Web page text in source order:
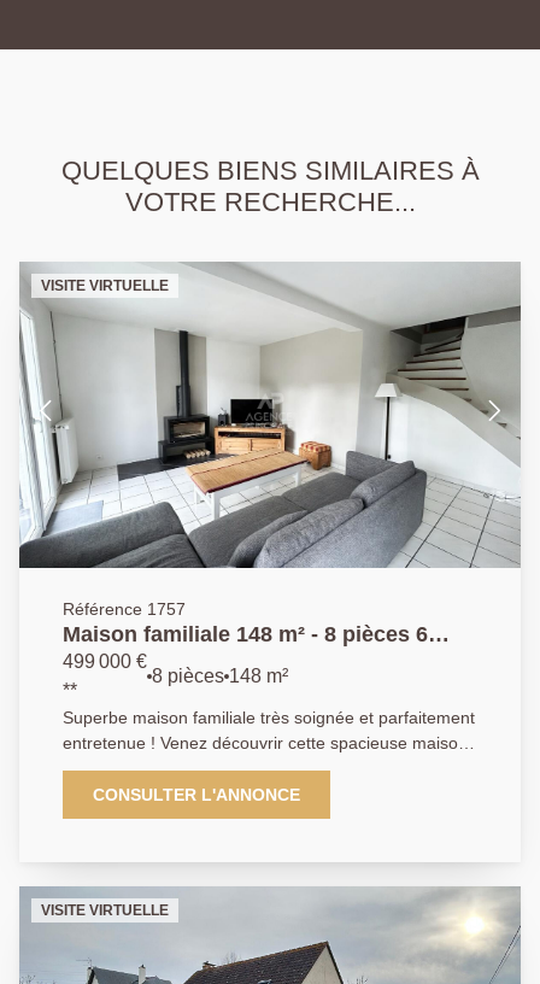
QUELQUES BIENS SIMILAIRES À
VOTRE RECHERCHE...
VISITE VIRTUELLE
Référence 1757
Maison familiale 148 m² - 8 pièces 6
chambres
499 000 €
**
8 pièces 148 m²
Superbe maison familiale très soignée et parfaitement
entretenue ! Venez découvrir cette spacieuse maison
de 148 m², située au calme, nichée sur un terrain de
480 m², sans vis-à-vis, offrant un cadre de vie idéal
pour votre famille. Elle vous offre une entrée
double lumineux exposé plein sud, avec un espace
salle à manger et un salon agrémenté d'une
cheminée. Trois grandes chambres, une cuisine
aménagée équipée, une salle de douche ainsi qu'un
WC indépendant viennent compléter le rez-de-
CONSULTER L'ANNONCE
VISITE VIRTUELLE